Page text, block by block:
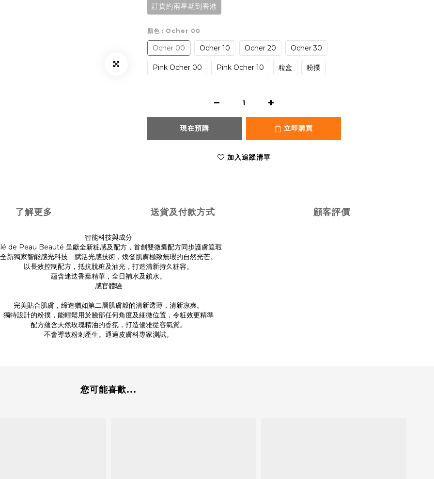
訂貨約兩星期到香港
顏色 : Ocher 00
Ocher 00 Ocher 10 Ocher 20 Ocher 30
Pink Ocher 00 Pink Ocher 10 粒盒 粉撲
現在預購 立即購買
加入追蹤清單
了解更多 送貨及付款方式 顧客評價
智能科技與成分
de Peau Beauté 呈獻全新粧感及配方，首創雙微囊配方同步護膚遮瑕
全新獨家智能感光科技—賦活光感技術，煥發肌膚極致無瑕的自然光芒。
以長效控制配方，抵抗脫粧及油光，打造清新持久粧容。
蘊含迷迭香葉精華，全日補水及鎖水。
感官體驗
完美貼合肌膚，締造猶如第二層肌膚般的清新透薄，清新凉爽。
獨特設計的粉撲，能輕鬆用於臉部任何角度及細微位置，令粧效更精準
配方蘊含天然玫瑰精油的香氛，打造優雅從容氣質。
不會導致粉刺產生。通過皮膚科專家測試。
您可能喜歡...